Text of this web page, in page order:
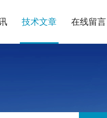
技术文章 在线留言